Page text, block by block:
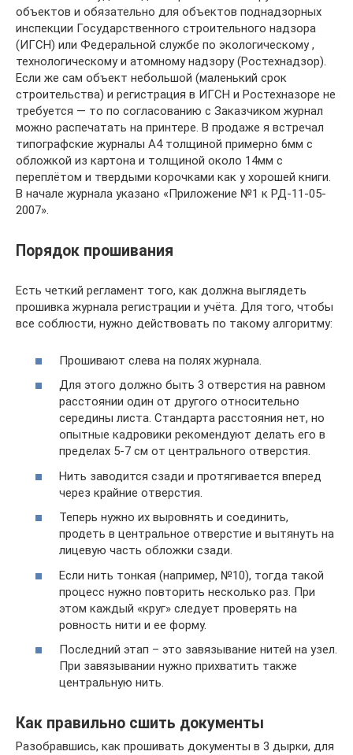
объектов и обязательно для объектов поднадзорных
инспекции Государственного строительного надзора
(ИГСН) или Федеральной службе по экологическому ,
технологическому и атомному надзору (Ростехнадзор).
Если же сам объект небольшой (маленький срок
строительства) и регистрация в ИГСН и Ростехназоре не
требуется — то по согласованию с Заказчиком журнал
можно распечатать на принтере. В продаже я встречал
типографские журналы А4 толщиной примерно 6мм с
обложкой из картона и толщиной около 14мм с
переплётом и твердыми корочками как у хорошей книги.
В начале журнала указано «Приложение №1 к РД-11-05-
2007».
Порядок прошивания
Есть четкий регламент того, как должна выглядеть
прошивка журнала регистрации и учёта. Для того, чтобы
все соблюсти, нужно действовать по такому алгоритму:
Прошивают слева на полях журнала.
Для этого должно быть 3 отверстия на равном
расстоянии один от другого относительно
середины листа. Стандарта расстояния нет, но
опытные кадровики рекомендуют делать его в
пределах 5-7 см от центрального отверстия.
Нить заводится сзади и протягивается вперед
через крайние отверстия.
Теперь нужно их выровнять и соединить,
продеть в центральное отверстие и вытянуть на
лицевую часть обложки сзади.
Если нить тонкая (например, №10), тогда такой
процесс нужно повторить несколько раз. При
этом каждый «круг» следует проверять на
ровность нити и ее форму.
Последний этап – это завязывание нитей на узел.
При завязывании нужно прихватить также
центральную нить.
Как правильно сшить документы
Разобравшись, как прошивать документы в 3 дырки, для